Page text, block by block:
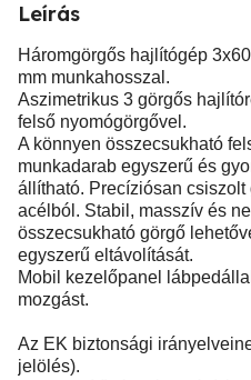
Leírás
Háromgörgős hajlítógép
mm munkahosszal.
Aszimetrikus 3 görgős
felső nyomógörgővel.
A könnyen összecsukható
munkadarab egyszerű és
állítható. Precíziósan
acélból. Stabil, masszív és
összecsukható görgő
egyszerű eltávolítását.
Mobil kezelőpanel
mozgást.
Az EK biztonsági
jelölés).